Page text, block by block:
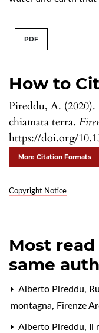
How to
Pireddu, A.
chiamata terra.
https://doi.org/
More Citation Formats
Copyright Notice
PDF
Most
same
Alberto Pireddu,
montagna, Firenze
Alberto Pireddu,